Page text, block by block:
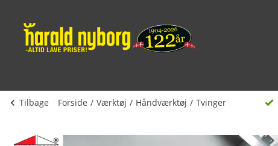
Tilbage Forside Værktøj Håndværktøj Tvinger